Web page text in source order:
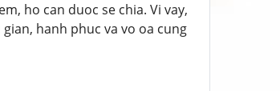
ho can duoc se chia. Vi vay,
hanh phuc va vo oa cung